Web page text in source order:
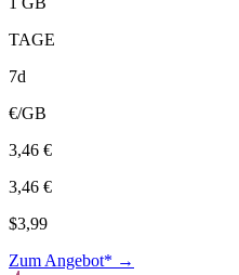
TAGE
7d
€/GB
3,46 €
3,46 €
$3,99
Zum Angebot* →